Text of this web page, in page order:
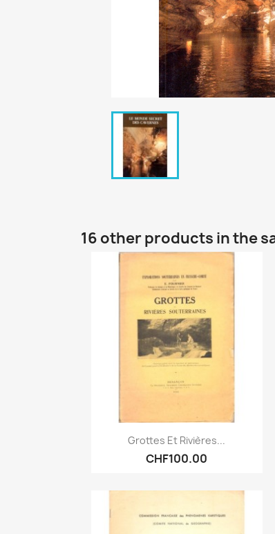
16 other products in the
Quick view
Grottes Et Rivières...
CHF100.00